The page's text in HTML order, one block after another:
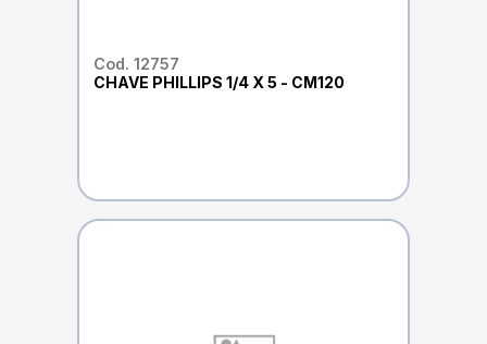
Cod. 12757
CHAVE PHILLIPS 1/4 X 5 - CM120